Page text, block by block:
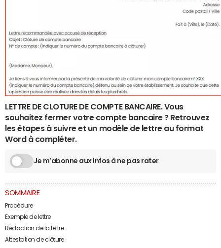
LETTRE DE CLOTURE DE COMPTE BANCAIRE. Vous
souhaitez fermer votre compte bancaire ? Retrouvez
les étapes à suivre et un modèle de lettre au format
Word à compléter.
Je m’abonne aux Infos à ne pas rater
SOMMAIRE
Procédure
Exemple de lettre
Rédaction de la lettre
Attestation de clôture